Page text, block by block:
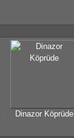
Dinazor Köprüde